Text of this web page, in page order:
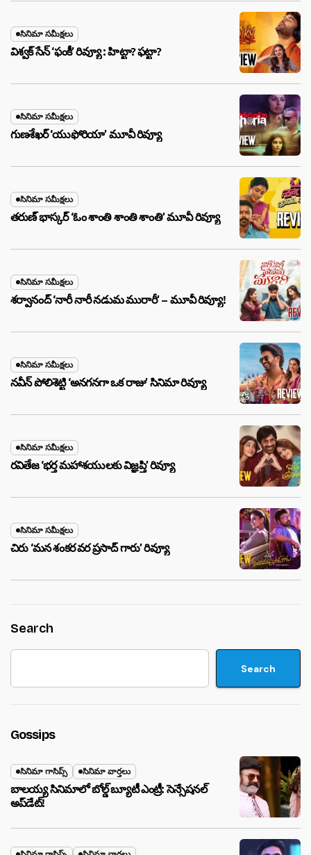
సినిమా సమీక్షలు
విశ్వక్ సేన్ ‘ఫంకీ’ రివ్యూ : హిట్టా? ఫట్టా?
సినిమా సమీక్షలు
గుణశేఖర్ ‘యుఫోరియా’ మూవీ రివ్యూ
సినిమా సమీక్షలు
తరుణ్ భాస్కర్ ‘ఓం శాంతి శాంతి శాంతి’ మూవీ రివ్యూ
సినిమా సమీక్షలు
శర్వానంద్ ‘నారీ నారీ నడుమ మురారీ’ – మూవీ రివ్యూ!
సినిమా సమీక్షలు
నవీన్ పోలిశెట్టి ‘అనగనగా ఒక రాజు’ సినిమా రివ్యూ
సినిమా సమీక్షలు
రవితేజ ‘భర్త మహాశయులకు విజ్ఞప్తి’ రివ్యూ
సినిమా సమీక్షలు
చిరు ‘మ‌న శంక‌ర వ‌ర ప్ర‌సాద్ గారు’ రివ్యూ
Search
Search
Gossips
సినిమా గాసిప్స్ సినిమా వార్తలు
బాలయ్య సినిమాలో బోల్డ్ బ్యూటీ ఎంట్రీ: సెన్సేషనల్
అప్‌డేట్!